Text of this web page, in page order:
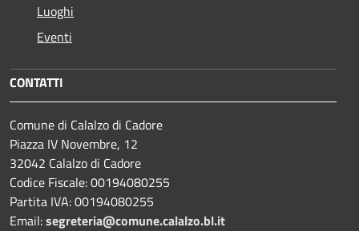
Luoghi
Eventi
CONTATTI
Comune di Calalzo di Cadore
Piazza IV Novembre, 12
32042 Calalzo di Cadore
Codice Fiscale: 00194080255
Partita IVA: 00194080255
Email:segreteria@comune.calalzo.bl.it